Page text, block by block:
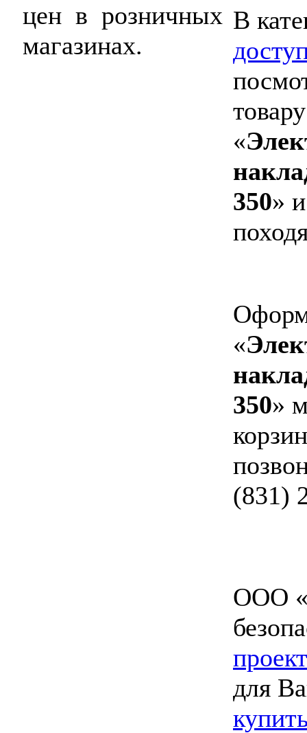
цен в розничных
магазинах.
В
товару
«
350»
«
350»
(831)
ООО
для